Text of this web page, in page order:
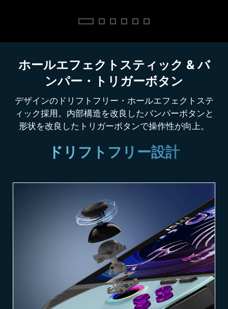
ホールエフェクトスティック & バ
ンパー・トリガーボタン
デザインのドリフトフリー・ホールエフェクトステ
ィック採用。内部構造を改良したバンパーボタンと
形状を改良したトリガーボタンで操作性が向上。
ドリフトフリー設計